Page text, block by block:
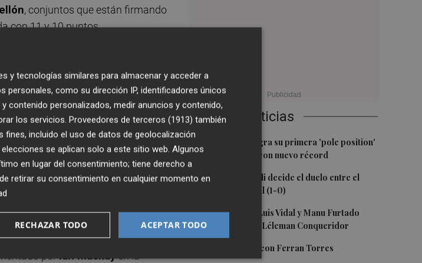
Últimas Noticias
1 Jorge Martín logra su primera 'pole position'
en Silverstone, con nuevo récord
2 Un gol de Bardeli decide el duelo entre el
Levante y su filial (1-0)
3Nacho Huerta, Luis Vidal y Manu Furtado
renuevan con el Léleman Conqueridor
Foios se vuelca con Ferran Torres
, conjuntos que están firmando
con 11 y 10 puntos,
por el cuadro deDani Ponzen
tres (dos en sus dos últimas
Y si los azulgranas ganaron por 1-
por 2-1 enCastalia.
el espectador un envite en el que
goles. El técnico deSollanacuenta
de que este cumpliera una
dio un golpe sobre la mesa en
porIan Mackayen la
y tecnologías similares para almacenar y acceder a
como su dirección IP, identificadores únicos
contenido personalizados, medir anuncios y contenido,
los servicios. Proveedores de terceros (1913) también
incluido el uso de datos de geolocalización
se aplican solo a este sitio web. Algunos
en lugar del consentimiento; tiene derecho a
retirar su consentimiento en cualquier momento en
ACEPTAR TODO
RECHAZAR TODO